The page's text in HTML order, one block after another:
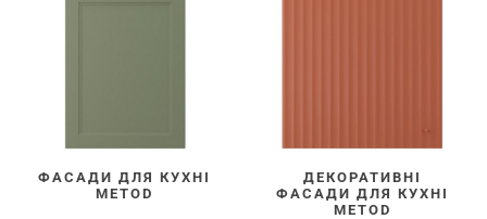
ФАСАДИ ДЛЯ КУХНІ
METOD
ДЕКОРАТИВНІ
ФАСАДИ ДЛЯ КУХНІ
METOD